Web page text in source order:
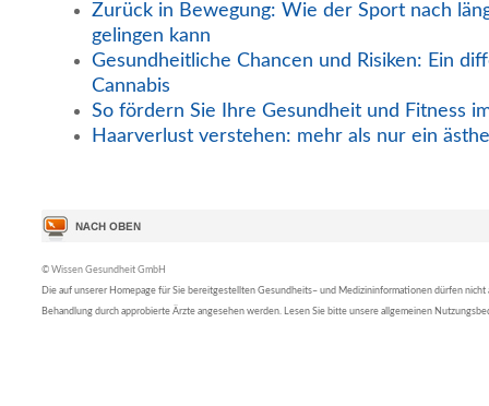
Zurück in Bewegung: Wie der Sport nach
gelingen kann
Gesundheitliche Chancen und Risiken: Ein
Cannabis
So fördern Sie Ihre Gesundheit und Fitness
Haarverlust verstehen: mehr als nur ein
© Wissen Gesundheit GmbH
Die auf unserer Homepage für Sie bereitgestellten Gesundheits– und Medizininformationen dürfen nicht
Behandlung durch approbierte Ärzte angesehen werden. Lesen Sie bitte unsere allgemeinen